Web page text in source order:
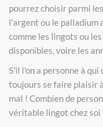
pourrez choisir parmi
l'argent ou le palladium
comme les lingots ou
disponibles, voire les
S'il l'on a personne à
toujours se faire plaisir
mal ! Combien de
véritable lingot chez soi